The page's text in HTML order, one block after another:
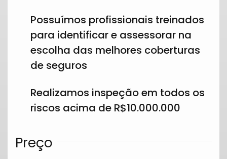
Possuímos profissionais treinados
para identificar e assessorar na
escolha das melhores coberturas
de seguros
Realizamos inspeção em todos os
riscos acima de R$10.000.000
Preço